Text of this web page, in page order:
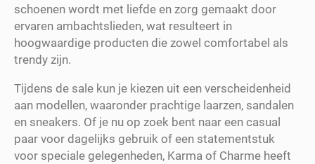
schoenen wordt met liefde en zorg gemaakt door
ervaren ambachtslieden, wat resulteert in
hoogwaardige producten die zowel comfortabel als
trendy zijn.
Tijdens de sale kun je kiezen uit een verscheidenheid
aan modellen, waaronder prachtige laarzen, sandalen
en sneakers. Of je nu op zoek bent naar een casual
paar voor dagelijks gebruik of een statementstuk
voor speciale gelegenheden, Karma of Charme heeft